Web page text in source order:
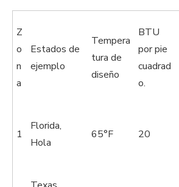
Z
o
n
a
Estados de
ejemplo
Tempera
tura de
diseño
BTU
por pie
cuadrad
o.
1
Florida,
Hola
65°F 20